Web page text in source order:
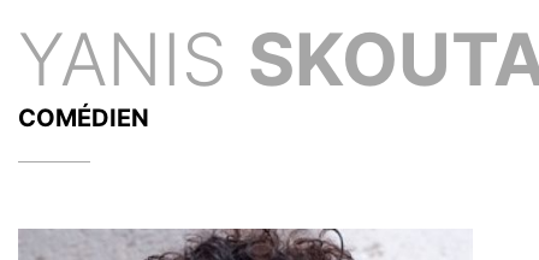
YANIS
COMÉDIEN